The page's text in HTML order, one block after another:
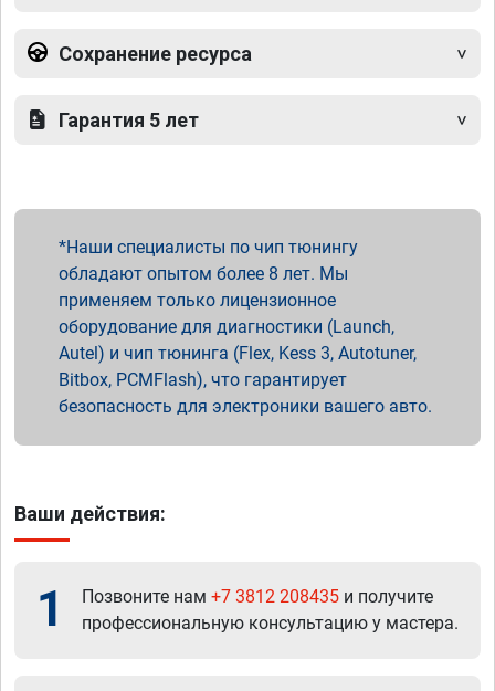
Сохранение ресурса
Гарантия 5 лет
Наши специалисты по чип тюнингу
обладают опытом более 8 лет. Мы
применяем только лицензионное
оборудование для диагностики (Launch,
Autel) и чип тюнинга (Flex, Kess 3, Autotuner,
Bitbox, PCMFlash), что гарантирует
безопасность для электроники вашего авто.
Ваши действия:
1 Позвоните нам +7 3812 208435 и получите
профессиональную консультацию у мастера.